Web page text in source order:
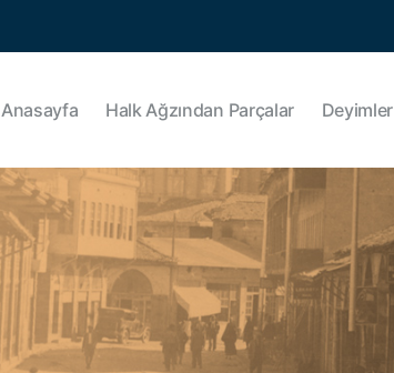
Anasayfa Halk Ağzından Parçalar Deyimler